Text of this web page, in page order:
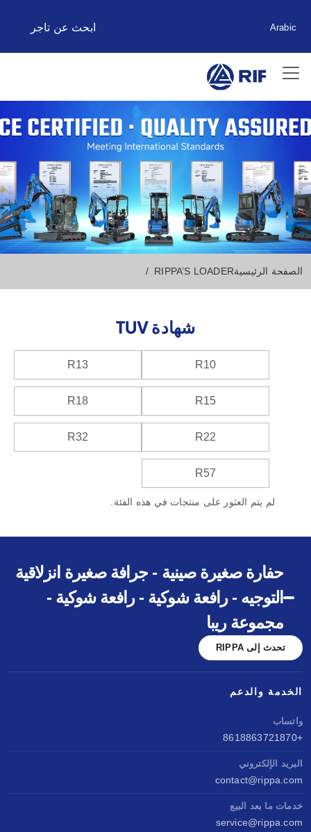
Arabic ابحث عن تاجر
الصفحة الرئيسيةRIPPA’S LOADER
شهادة TUV
R10
R13
R15
R18
R22
R32
R57
لم يتم العثور على منتجات في هذه الفئة.
حفارة صغيرة صينية - جرافة صغيرة انزلاقية
التوجيه - رافعة شوكية - رافعة شوكية -
مجموعة ريبا
تحدث إلى RIPPA
الخدمة والدعم
واتساب
+8618863721870
البريد الإلكتروني
contact@rippa.com
خدمات ما بعد البيع
service@rippa.com